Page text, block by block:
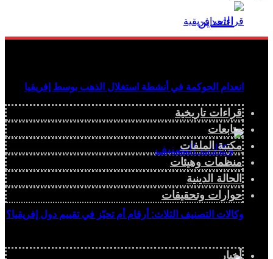
انعدام الحوكمة في أنشطة استغلال الذهب بوسط إفريقيا
وكالات التصنيف الثلاث: أرقام أم تحيّز في تقييم دول إفريقيا؟
قراءات تاريخية
متابعات
مكتبة الملفات
منظمات وهيئات
الحالة الدينية
حوارات وتحقيقات
أخبار